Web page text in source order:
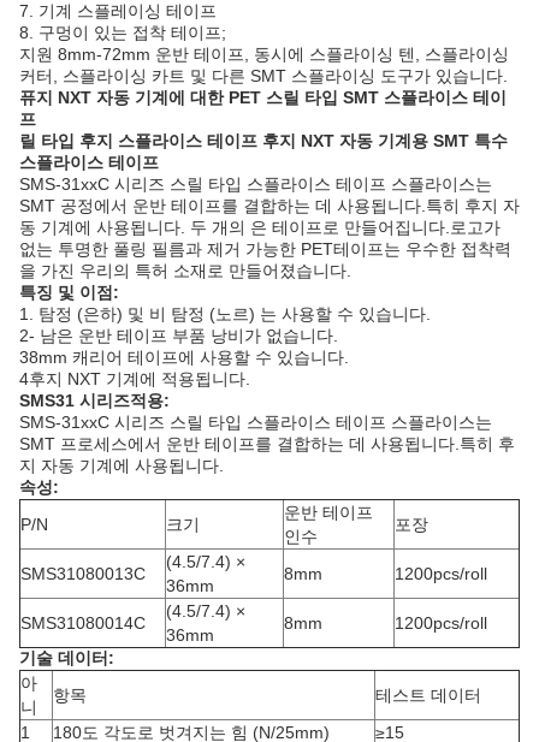
7. 기계 스플레이싱 테이프
8. 구멍이 있는 접착 테이프;
지원 8mm-72mm 운반 테이프, 동시에 스플라이싱 텐, 스플라이싱
커터, 스플라이싱 카트 및 다른 SMT 스플라이싱 도구가 있습니다.
퓨지 NXT 자동 기계에 대한 PET 스릴 타입 SMT 스플라이스 테이
프
릴 타입 후지 스플라이스 테이프 후지 NXT 자동 기계용 SMT 특수
스플라이스 테이프
SMS‐31xxC 시리즈 스릴 타입 스플라이스 테이프 스플라이스는
SMT 공정에서 운반 테이프를 결합하는 데 사용됩니다.특히 후지 자
동 기계에 사용됩니다. 두 개의 은 테이프로 만들어집니다.로고가
없는 투명한 풀링 필름과 제거 가능한 PET테이프는 우수한 접착력
을 가진 우리의 특허 소재로 만들어졌습니다.
특징 및 이점:
1. 탐정 (은하) 및 비 탐정 (노르) 는 사용할 수 있습니다.
2- 남은 운반 테이프 부품 낭비가 없습니다.
38mm 캐리어 테이프에 사용할 수 있습니다.
4후지 NXT 기계에 적용됩니다.
SMS31 시리즈적용:
SMS‐31xxC 시리즈 스릴 타입 스플라이스 테이프 스플라이스는
SMT 프로세스에서 운반 테이프를 결합하는 데 사용됩니다.특히 후
지 자동 기계에 사용됩니다.
속성:
P/N
크기
운반 테이프
인수
포장
SMS31080013C
(4.5/7.4) ×
36mm
8mm 1200pcs/roll
SMS31080014C
(4.5/7.4) ×
36mm
8mm
1200pcs/roll
기술 데이터:
아
니
항목
테스트 데이터
1
180도 각도로 벗겨지는 힘 (N/25mm) ≥15